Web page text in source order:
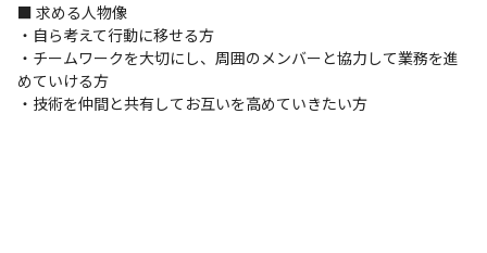
■自社SaaS開発（WEBアプリ）
【フェーズ】要件定義/詳細設計/開発/単体・結合・総合テスト/デ
プロイ/保守・運用
【開発環境】Vue.js/Nuxt.js/TypeScript/Ruby(Ruby on
Rails)/GCP
■ 求める人物像
・自ら考えて行動に移せる方
・チームワークを大切にし、周囲のメンバーと協力して業務を進
めていける方
・技術を仲間と共有してお互いを高めていきたい方